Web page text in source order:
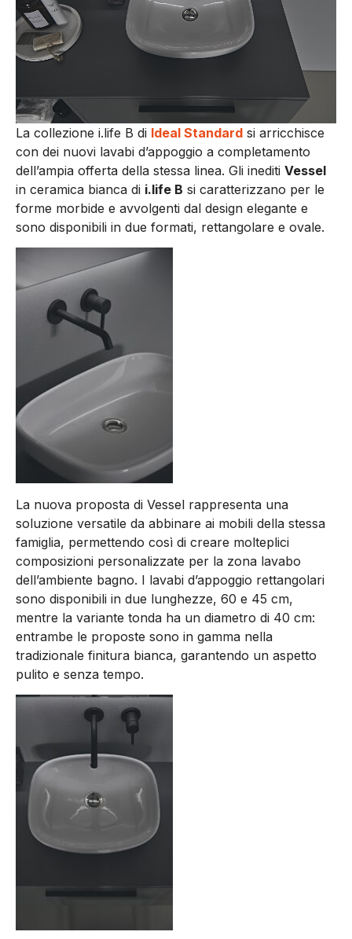
La collezione i.life B di Ideal Standard si arricchisce
con dei nuovi lavabi d’appoggio a completamento
dell’ampia offerta della stessa linea. Gli inediti Vessel
in ceramica bianca di i.life B si caratterizzano per le
forme morbide e avvolgenti dal design elegante e
sono disponibili in due formati, rettangolare e ovale.
La nuova proposta di Vessel rappresenta una
soluzione versatile da abbinare ai mobili della stessa
famiglia, permettendo così di creare molteplici
composizioni personalizzate per la zona lavabo
dell’ambiente bagno. I lavabi d’appoggio rettangolari
sono disponibili in due lunghezze, 60 e 45 cm,
mentre la variante tonda ha un diametro di 40 cm:
entrambe le proposte sono in gamma nella
tradizionale finitura bianca, garantendo un aspetto
pulito e senza tempo.